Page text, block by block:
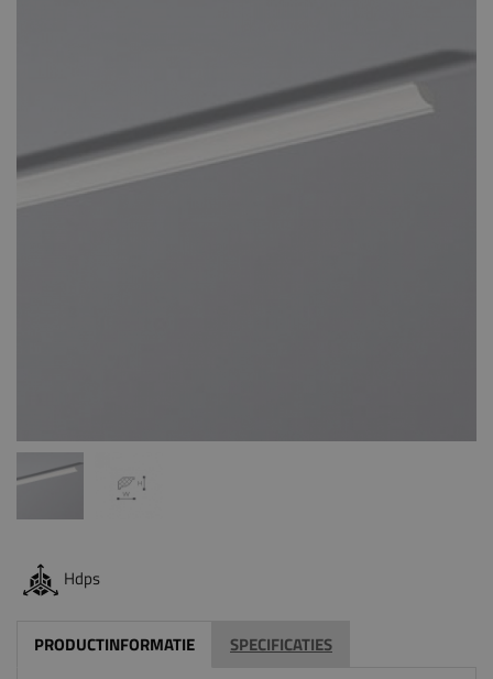
Hdps
PRODUCTINFORMATIE SPECIFICATIES